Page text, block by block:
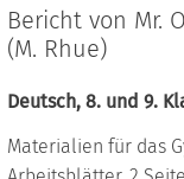
Bericht von Mr.
(M. Rhue)
Deutsch, 8. und 9.
Materialien für das